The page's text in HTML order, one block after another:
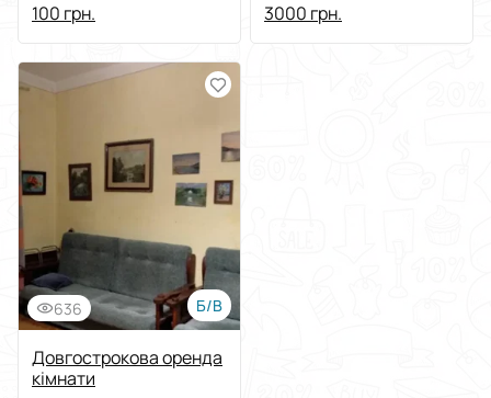
100 грн. 3000 грн.
636 Б/В
Довгострокова оренда
кімнати